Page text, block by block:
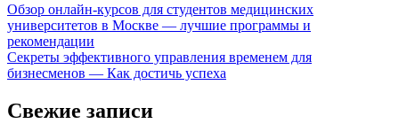
Обзор онлайн-курсов для студентов медицинских
университетов в Москве — лучшие программы и
рекомендации
Секреты эффективного управления временем для
бизнесменов — Как достичь успеха
Свежие записи